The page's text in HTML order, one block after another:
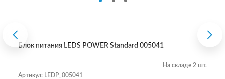
Блок питания LEDS POWER Standard 005041
На складе 2 шт.
Артикул: LEDP_005041